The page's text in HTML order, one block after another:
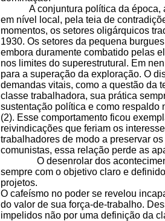
A conjuntura política da época, a
em nível local, pela teia de
momentos, os setores oligárquicos
1930. Os setores da pequena
embora duramente combatido pelas
nos limites do superestrutural. Em
para a superação da exploração. O
demandas vitais, como a questão da
classe trabalhadora, sua prática
sustentação política e como respaldo
(2). Esse comportamento ficou
reivindicações que feriam os
trabalhadores de modo a preservar
comunistas, essa relação perde as
O desenrolar dos acontecimentos
sempre com o objetivo claro e
projetos.
O cafeísmo no poder se revelou
do valor de sua força-de-trabalho.
impelidos não por uma definição da